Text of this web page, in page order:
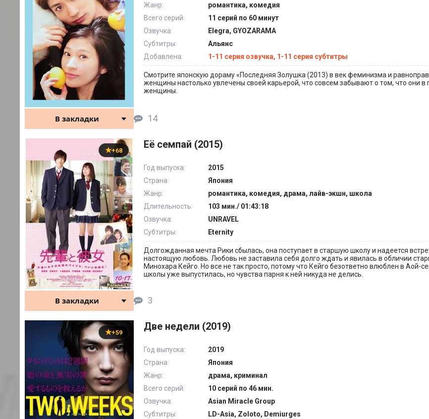
Жанр:
романтика, комедия
Всего серий:
11 серий по 60 минут
Озвучка:
Elegra, GYOZARAMA
Субтитры:
Альянс
Добавлена:
1-11 серия озвучка, 1-11 серия субтитры
Смотрите японскую дораму «Последняя Золушка (2013) в век феминизма и
женщины настолько увлечены своей карьерой, что совсем забывают о том, что они в
женщины.
В закладки 14
+68 Её семпай (2015)
Год выпуска:
2015
Страна:
Япония
Жанр:
романтика, комедия, драма, лайв-экшн, школа
Длительность:
103 мин./ 01:43:18
Озвучка:
UNRAVEL
Субтитры:
Eternity
Долгожданная мечта Рики сбылась, она поступает в старшую школу и надеется
настоящую любовь. Любовь не заставила себя долго ждать и явилась в обличии
Минохара Кейго. Но все не так просто, потому что Кейго безответно влюблен в Аой-
школы уже выпустилась, но чувства парня к ней никуда не делись.
В закладки 3
+59 Две недели (2019)
Год выпуска:
2019
Страна:
Япония
Жанр:
драма, криминал
Всего серий:
10 серий по 46 мин.
Озвучка:
Asian Miracle Group
Субтитры:
LD-Asia, Zoloto, Demiurges